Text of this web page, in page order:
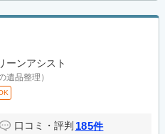
ーンアシスト
遺品整理）
口コミ・評判 185件